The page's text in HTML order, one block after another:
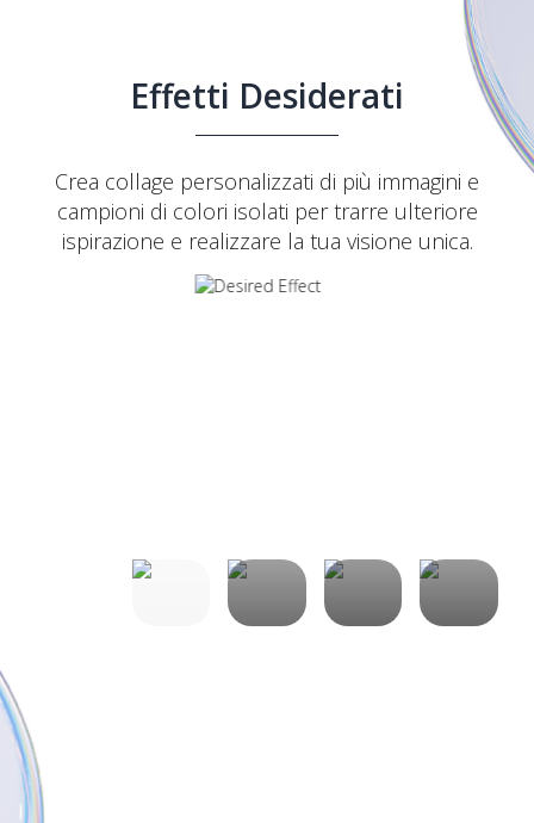
Effetti Desiderati
Crea collage personalizzati di più immagini e
campioni di colori isolati per trarre ulteriore
ispirazione e realizzare la tua visione unica.